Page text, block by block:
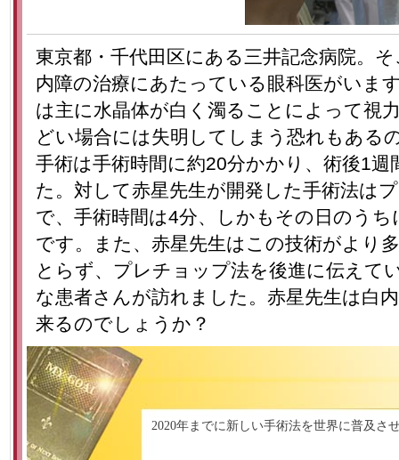
東京都・千代田区にある三井記念病院。
内障の治療にあたっている眼科医がいま
は主に水晶体が白く濁ることによって視
どい場合には失明してしまう恐れもある
手術は手術時間に約20分かかり、術後1
た。対して赤星先生が開発した手術法は
で、手術時間は4分、しかもその日のう
です。また、赤星先生はこの技術がより
とらず、プレチョップ法を後進に伝えて
な患者さんが訪れました。赤星先生は白
来るのでしょうか？
2020年までに新しい手術法を世界に普及さ